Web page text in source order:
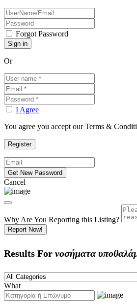
Forgot Password
Or
I Agree
You agree you accept our Terms &
Cancel
Why Are You Reporting this Listing?
Report Now!
Results For νοσήματα
What